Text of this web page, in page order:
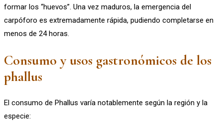
formar los “huevos”. Una vez maduros, la emergencia del
carpóforo es extremadamente rápida, pudiendo completarse en
menos de 24 horas.
Consumo y usos gastronómicos de los
phallus
El consumo de Phallus varía notablemente según la región y la
especie: